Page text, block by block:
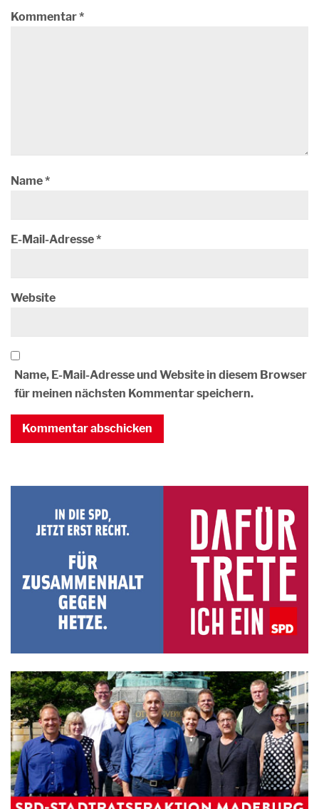
Kommentar*
Name*
E-Mail-Adresse*
Website
Name, E-Mail-Adresse und Website in diesem Browser
für meinen nächsten Kommentar speichern.